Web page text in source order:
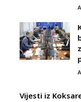
Vijesti iz